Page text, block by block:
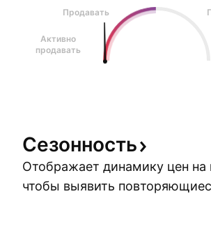
Продавать
Активно
продавать
Сезонность
Отображает динамику цен
чтобы выявить